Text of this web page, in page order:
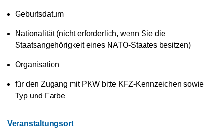
Geburtsdatum
Nationalität (nicht erforderlich, wenn Sie die
Staatsangehörigkeit eines NATO-Staates besitzen)
Organisation
für den Zugang mit PKW bitte KFZ-Kennzeichen sowie
Typ und Farbe
Veranstaltungsort